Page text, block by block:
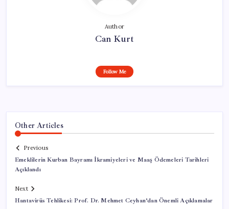
Author
Can Kurt
Follow Me
Other Articles
Previous
Emeklilerin Kurban Bayramı İkramiyeleri ve Maaş Ödemeleri Tarihleri
Açıklandı
Next
Hantavirüs Tehlikesi: Prof. Dr. Mehmet Ceyhan’dan Önemli Açıklamalar